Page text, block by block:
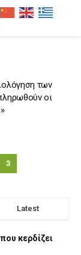
των
οι
3
Latest
κερδίζει